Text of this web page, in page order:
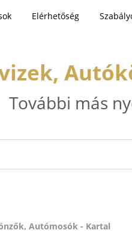
Elérhetőség
További más
Autómosók - Kartal